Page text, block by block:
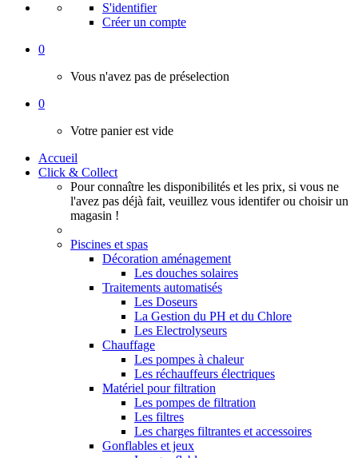
S'identifier
Créer un compte
0
Vous n'avez pas de préselection
0
Votre panier est vide
Accueil
Click & Collect
Pour connaître les disponibilités et les prix, si vous ne
l'avez pas déjà fait, veuillez vous identifer ou choisir un
magasin !
Piscines et spas
Décoration aménagement
Les douches solaires
Traitements automatisés
Les Doseurs
La Gestion du PH et du Chlore
Les Electrolyseurs
Chauffage
Les pompes à chaleur
Les réchauffeurs électriques
Matériel pour filtration
Les pompes de filtration
Les filtres
Les charges filtrantes et accessoires
Gonflables et jeux